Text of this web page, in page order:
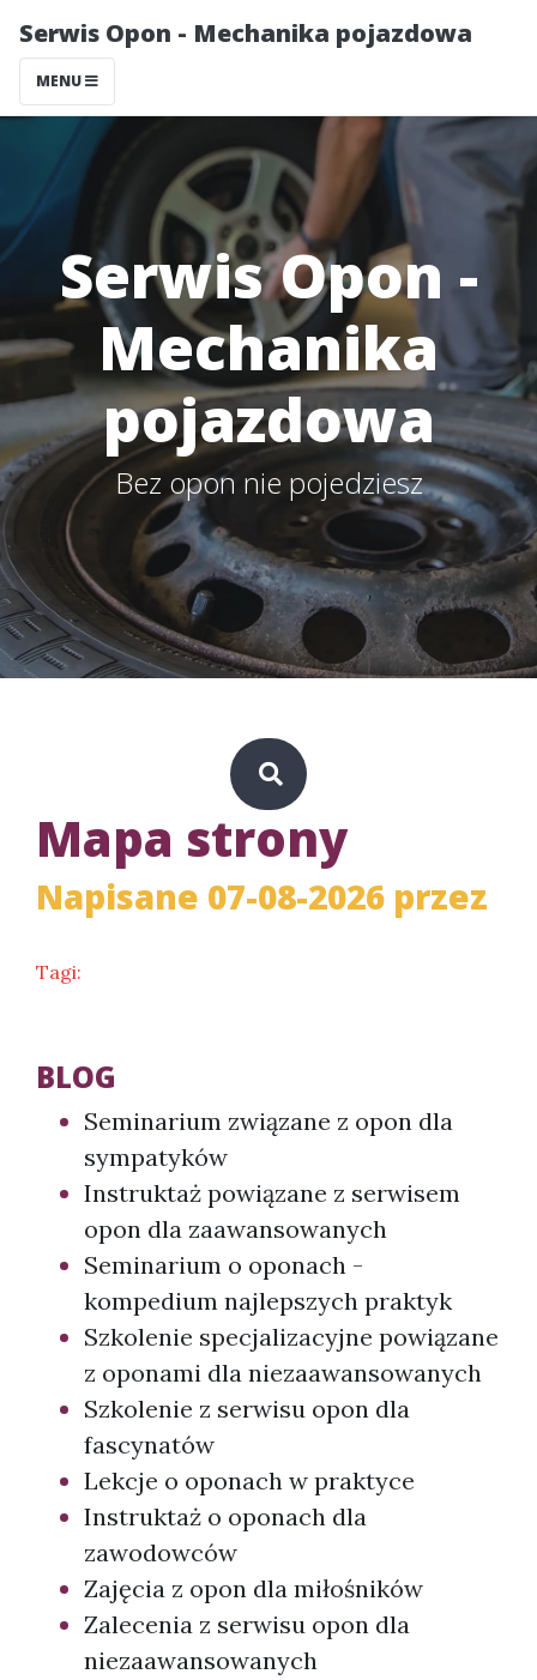
Serwis Opon - Mechanika pojazdowa
MENU
Serwis Opon -
Mechanika
pojazdowa
Bez opon nie pojedziesz
Mapa strony
Napisane 07-08-2026 przez
Tagi:
BLOG
Seminarium związane z opon dla
sympatyków
Instruktaż powiązane z serwisem
opon dla zaawansowanych
Seminarium o oponach -
kompedium najlepszych praktyk
Szkolenie specjalizacyjne powiązane
z oponami dla niezaawansowanych
Szkolenie z serwisu opon dla
fascynatów
Lekcje o oponach w praktyce
Instruktaż o oponach dla
zawodowców
Zajęcia z opon dla miłośników
Zalecenia z serwisu opon dla
niezaawansowanych